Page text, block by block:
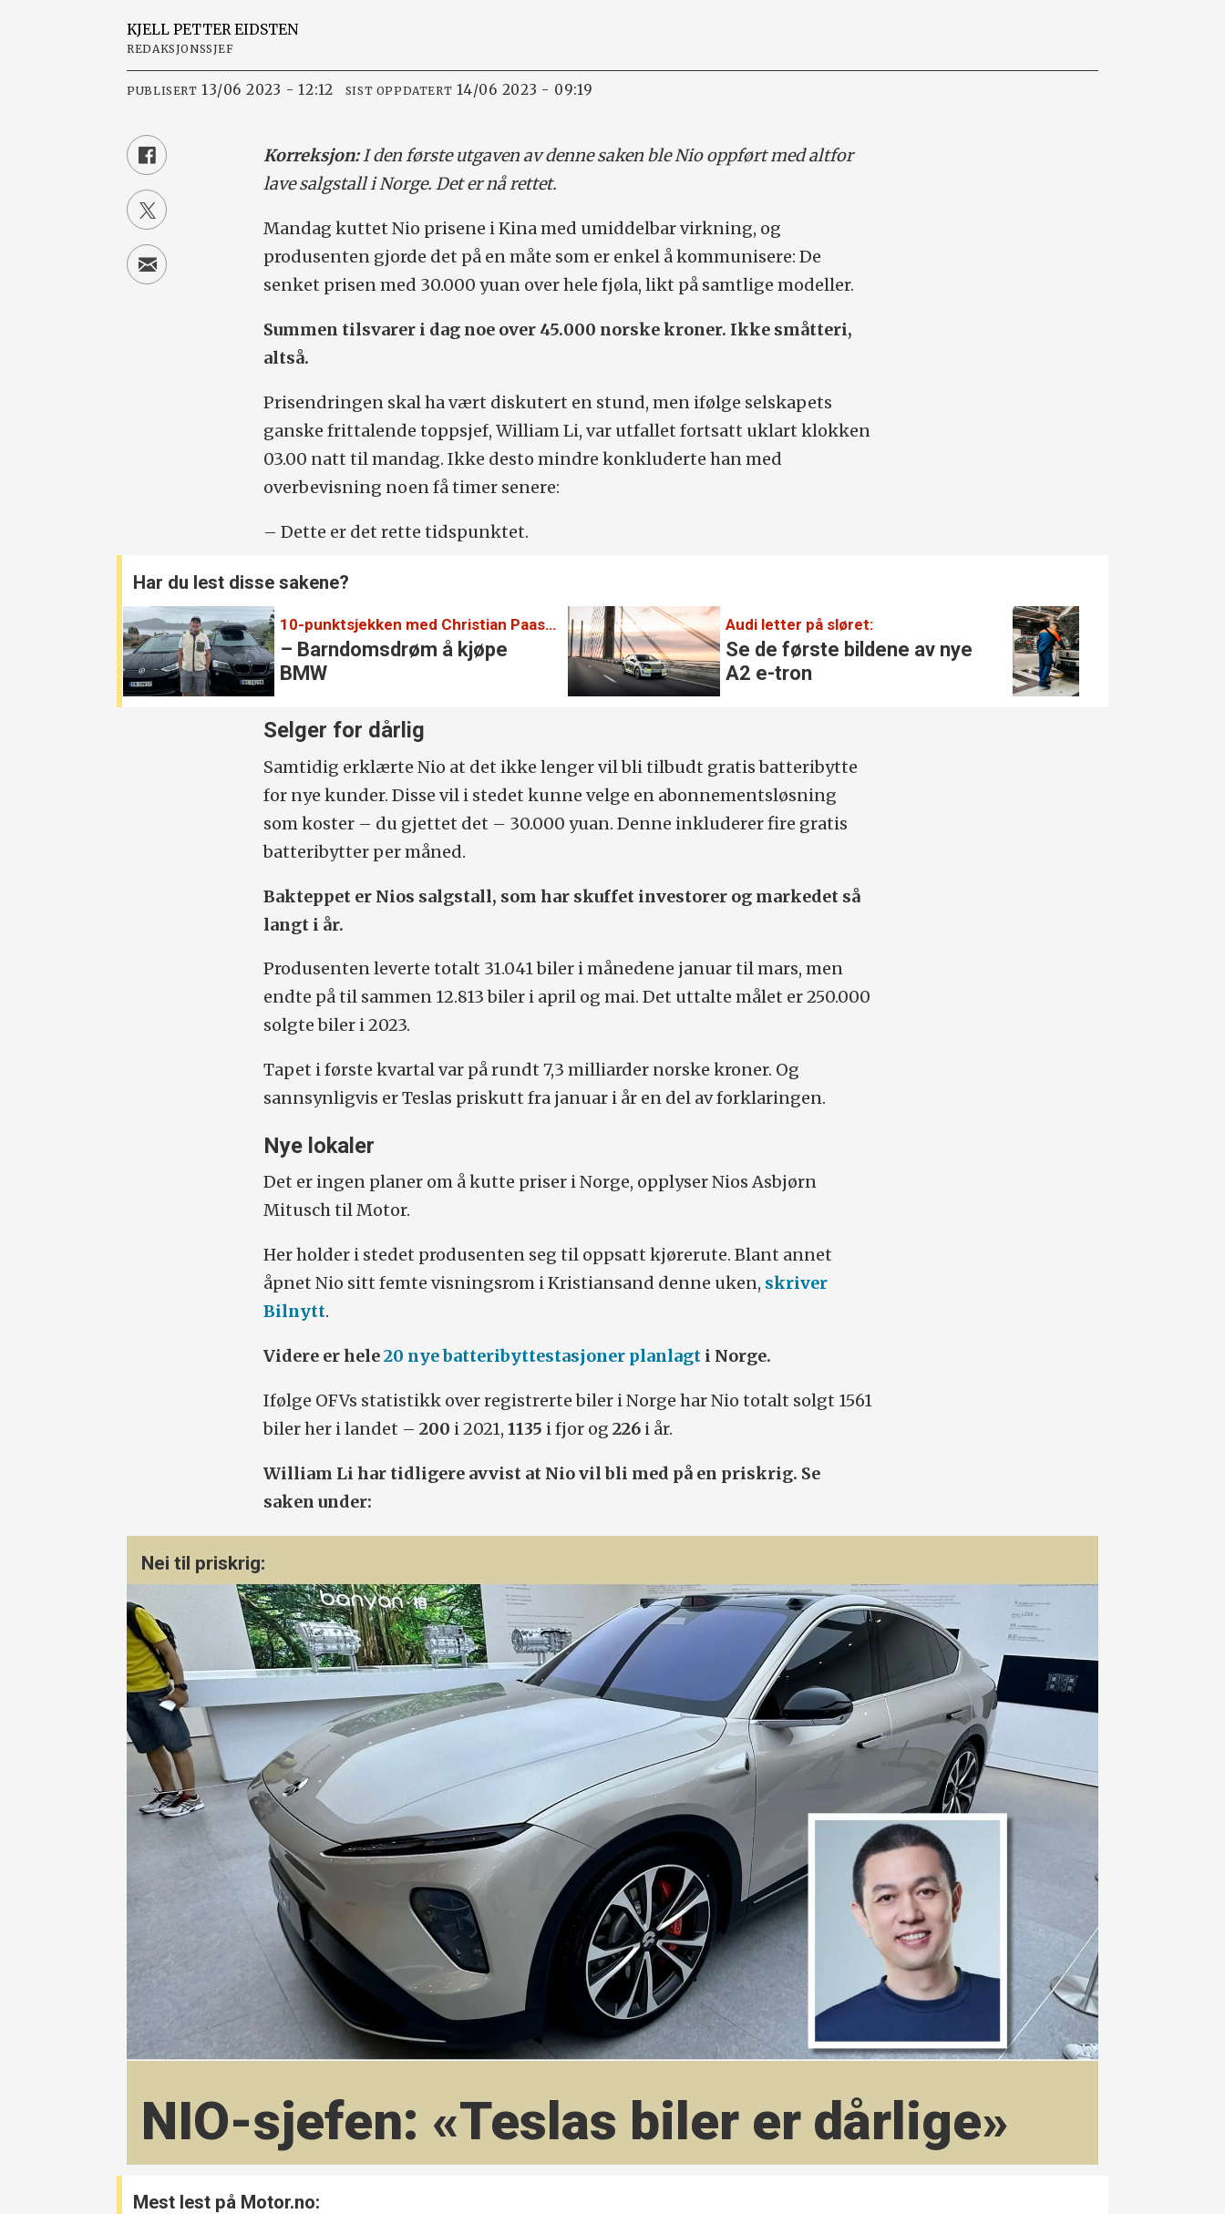
KJELL PETTER EIDSTEN
REDAKSJONSSJEF
PUBLISERT 13/06 2023 - 12:12 SIST OPPDATERT 14/06 2023 - 09:19
Korreksjon:I den første utgaven av denne saken ble Nio oppført med altfor
lave salgstall i Norge. Det er nå rettet.
Mandag kuttet Nio prisene i Kina med umiddelbar virkning, og
produsenten gjorde det på en måte som er enkel å kommunisere: De
senket prisen med 30.000 yuan over hele fjøla, likt på samtlige modeller.
Summen tilsvarer i dag noe over 45.000 norske kroner. Ikke småtteri,
altså.
Prisendringen skal ha vært diskutert en stund, men ifølge selskapets
ganske frittalende toppsjef, William Li, var utfallet fortsatt uklart klokken
03.00 natt til mandag. Ikke desto mindre konkluderte han med
overbevisning noen få timer senere:
– Dette er det rette tidspunktet.
Har du lest disse sakene?
10-punktsjekken med Christian Paasche:
– Barndoms­drøm å kjøpe
BMW
Audi letter på sløret:
Se de første bildene av nye
A2 e-tron
Selger for dårlig
Samtidig erklærte Nio at det ikke lenger vil bli tilbudt gratis batteribytte
for nye kunder. Disse vil i stedet kunne velge en abonnementsløsning
som koster – du gjettet det – 30.000 yuan. Denne inkluderer fire gratis
batteribytter per måned.
Bakteppet er Nios salgstall, som har skuffet investorer og markedet så
langt i år.
Produsenten leverte totalt 31.041 biler i månedene januar til mars, men
endte på til sammen 12.813 biler i april og mai. Det uttalte målet er 250.000
solgte biler i 2023.
Tapet i første kvartal var på rundt 7,3 milliarder norske kroner. Og
sannsynligvis er Teslas priskutt fra januar i år en del av forklaringen.
Nye lokaler
Det er ingen planer om å kutte priser i Norge, opplyser Nios Asbjørn
Mitusch til Motor.
Her holder i stedet produsenten seg til oppsatt kjørerute. Blant annet
åpnet Nio sitt femte visningsrom i Kristiansand denne uken, skriver
Bilnytt.
Videre er hele20 nye batteribyttestasjoner planlagt i Norge.
Ifølge OFVs statistikk over registrerte biler i Norge har Nio totalt solgt 1561
biler her i landet –200 i 2021,1135 i fjor og226 i år.
William Li har tidligere avvist at Nio vil bli med på en priskrig. Se
saken under:
Nei til priskrig:
NIO-sjefen: «Teslas biler er dårlige»
Mest lest på Motor.no: